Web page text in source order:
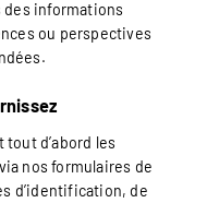
des informations
ou perspectives
d’abord les
nos formulaires de
d’identification, de